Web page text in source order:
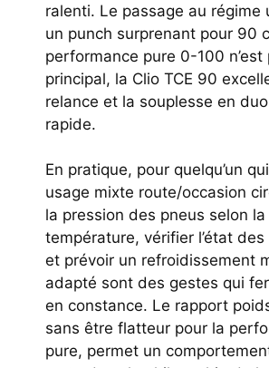
ralenti. Le passage au régime
un punch surprenant pour 90
performance pure 0-100 n’est
principal, la Clio TCE 90
relance et la souplesse en
rapide.
En pratique, pour quelqu’un
usage mixte route/occasion
la pression des pneus selon la
température, vérifier l’état
et prévoir un refroidissement
adapté sont des gestes qui
en constance. Le rapport
sans être flatteur pour la
pure, permet un